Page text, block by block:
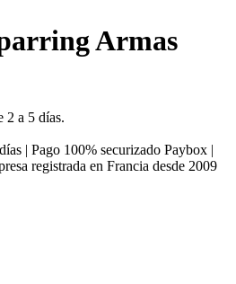
Armas
2 a 5 días.
| Pago 100% securizado Paybox |
registrada en Francia desde 2009